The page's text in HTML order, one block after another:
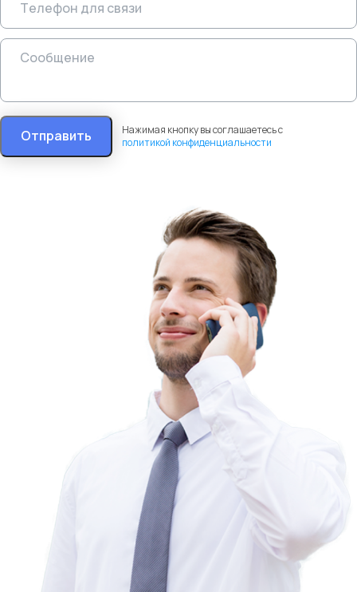
Отправить
Нажимая кнопку вы соглашаетесь с
политикой конфиденциальности